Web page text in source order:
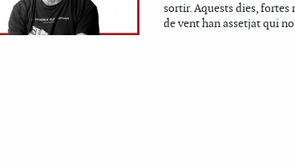
sortir. Aquests dies, fortes
de vent han assetjat qui